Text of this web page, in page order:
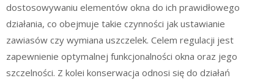
dostosowywaniu elementów okna do ich prawidłowego
działania, co obejmuje takie czynności jak ustawianie
zawiasów czy wymiana uszczelek. Celem regulacji jest
zapewnienie optymalnej funkcjonalności okna oraz jego
szczelności. Z kolei konserwacja odnosi się do działań